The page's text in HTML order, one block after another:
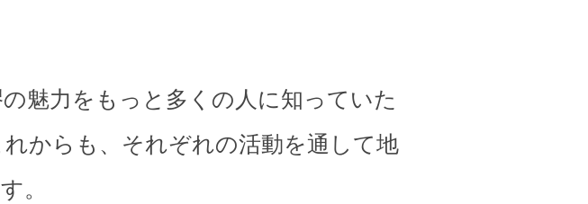
魅力をもっと多くの人に知っていた
からも、それぞれの活動を通して地
。